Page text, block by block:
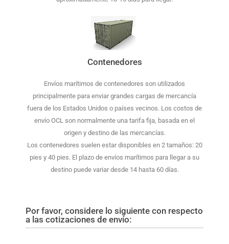
Contenedores
Envíos marítimos de contenedores son utilizados
principalmente para enviar grandes cargas de mercancía
fuera de los Estados Unidos o países vecinos. Los costos de
envío OCL son normalmente una tarifa fija, basada en el
origen y destino de las mercancías.
Los contenedores suelen estar disponibles en 2 tamaños: 20
pies y 40 pies. El plazo de envíos marítimos para llegar a su
destino puede variar desde 14 hasta 60 días.
Por favor, considere lo siguiente con respecto
a las cotizaciones de envío: